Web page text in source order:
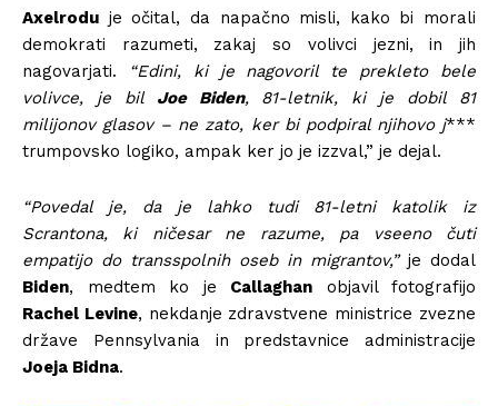
Axelrodu je očital, da napačno misli, kako bi morali
demokrati razumeti, zakaj so volivci jezni, in jih
nagovarjati.
“Edini, ki je nagovoril te prekleto bele
volivce, je bil Joe Biden, 81-letnik, ki je dobil 81
milijonov glasov – ne zato, ker bi podpiral njihovo j***
trumpovsko logiko, ampak ker jo je izzval,” je dejal.
“Povedal je, da je lahko tudi 81-letni katolik iz
Scrantona, ki ničesar ne razume, pa vseeno čuti
empatijo do transspolnih oseb in migrantov,”je dodal
Biden, medtem ko je Callaghan objavil fotografijo
Rachel Levine, nekdanje zdravstvene ministrice zvezne
države Pennsylvania in predstavnice administracije
Joeja Bidna.